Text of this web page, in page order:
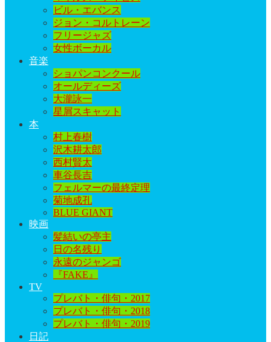
ビル・エバンス
ジョン・コルトレーン
フリージャズ
女性ボーカル
音楽
ショパンコンクール
オールディーズ
大瀧詠一
星屑スキャット
本
村上春樹
沢木耕太郎
西村賢太
車谷長吉
フェルマーの最終定理
菊地成孔
BLUE GIANT
映画
髪結いの亭主
日の名残り
永遠のジャンゴ
『FAKE』
TV
プレバト・俳句・2017
プレバト・俳句・2018
プレバト・俳句・2019
日記